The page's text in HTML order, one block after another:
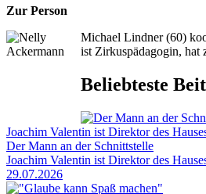
Zur Person
Michael Lindner (60)
ist Zirkuspädagogin, hat
Beliebteste
Joachim Valentin ist Direktor des
Der Mann an der Schnittstelle
Joachim Valentin ist Direktor des
29.07.2026